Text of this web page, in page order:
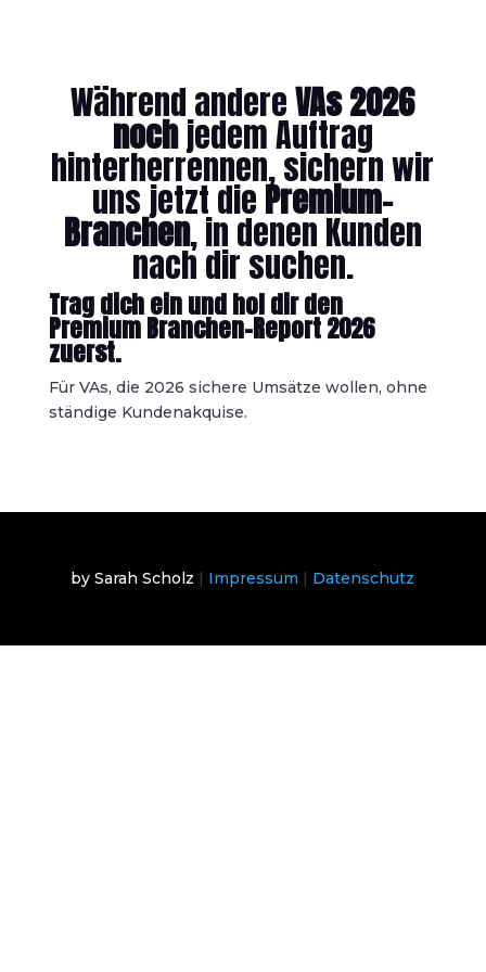
Während andereVAs 2026
nochjedem Auftrag
hinterherrennen, sichern wir
uns jetzt die Premium-
Branchen, in denen Kunden
nach dir suchen.
Trag dich ein und hol dir den
Premium Branchen-Report 2026
zuerst.
Für VAs, die 2026 sichere Umsätze wollen, ohne
ständige Kundenakquise.
by Sarah Scholz | Impressum | Datenschutz